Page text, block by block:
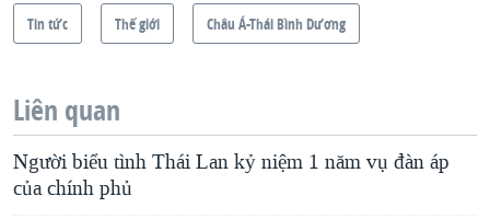
Tin tức Thế giới Châu Á-Thái Bình Dương
Liên quan
Người biểu tình Thái Lan kỷ niệm 1 năm vụ đàn áp
của chính phủ